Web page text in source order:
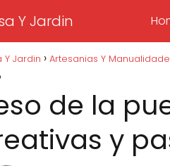
Y Jardin
Y Jardin Artesanias Y
de la
y